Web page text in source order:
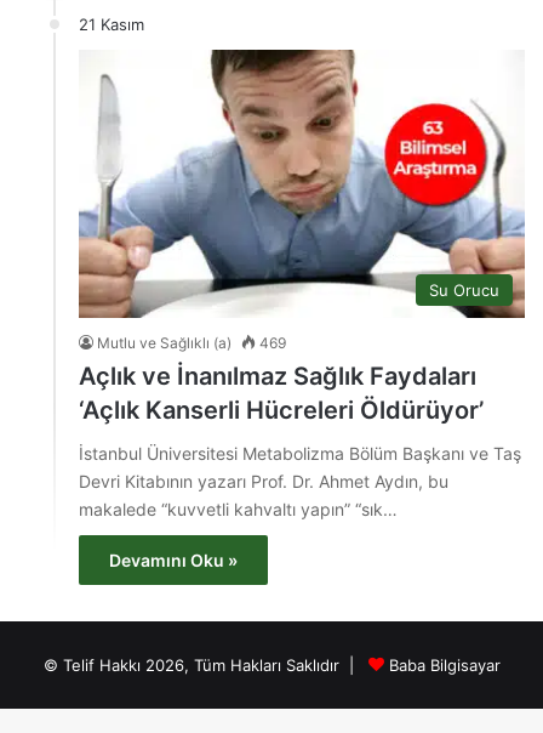
21 Kasım
Su Orucu
Mutlu ve Sağlıklı (a) 469
Açlık ve İnanılmaz Sağlık Faydaları
‘Açlık Kanserli Hücreleri Öldürüyor’
İstanbul Üniversitesi Metabolizma Bölüm Başkanı ve Taş
Devri Kitabının yazarı Prof. Dr. Ahmet Aydın, bu
makalede “kuvvetli kahvaltı yapın” “sık…
Devamını Oku »
© Telif Hakkı 2026, Tüm Hakları Saklıdır | Baba Bilgisayar